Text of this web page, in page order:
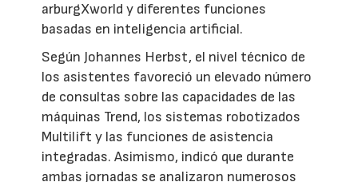
arburgXworld y diferentes funciones
basadas en inteligencia artificial.
Según Johannes Herbst, el nivel técnico de
los asistentes favoreció un elevado número
de consultas sobre las capacidades de las
máquinas Trend, los sistemas robotizados
Multilift y las funciones de asistencia
integradas. Asimismo, indicó que durante
ambas jornadas se analizaron numerosos